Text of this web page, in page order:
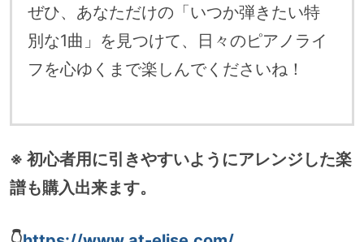
ぜひ、あなただけの「いつか弾きたい特
別な1曲」を見つけて、日々のピアノライ
フを心ゆくまで楽しんでくださいね！
※ 初心者用に引きやすいようにアレンジした楽
譜も購入出来ます。